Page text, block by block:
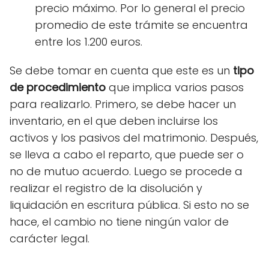
precio máximo. Por lo general el precio
promedio de este trámite se encuentra
entre los 1.200 euros.
Se debe tomar en cuenta que este es un tipo
de procedimiento que implica varios pasos
para realizarlo. Primero, se debe hacer un
inventario, en el que deben incluirse los
activos y los pasivos del matrimonio. Después,
se lleva a cabo el reparto, que puede ser o
no de mutuo acuerdo. Luego se procede a
realizar el registro de la disolución y
liquidación en escritura pública. Si esto no se
hace, el cambio no tiene ningún valor de
carácter legal.